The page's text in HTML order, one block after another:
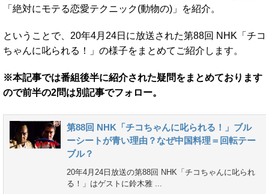
「絶対にモテる恋愛テクニック(動物の)」を紹介。
ということで、20年4月24日に放送された第88回 NHK「チコ
ちゃんに叱られる！」の様子をまとめてご紹介します。
※本記事では番組後半に紹介された疑問をまとめております
ので前半の2問は別記事でフォロー。
第88回 NHK「チコちゃんに叱られる！」ブル
ーシートが青い理由？なぜ中国料理＝回転テー
ブル？
20年4月24日放送の第88回 NHK「チコちゃんに叱られ
る！」はゲストに鈴木雅 ...